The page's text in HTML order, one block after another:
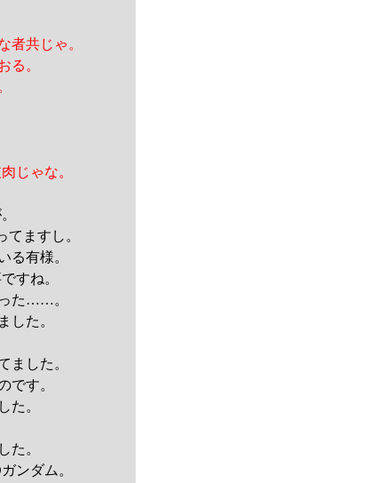
者共じゃ。
る。
じゃな。
ますし。
る有様。
すね。
た……。
した。
ました。
です。
た。
た。
ンダム。